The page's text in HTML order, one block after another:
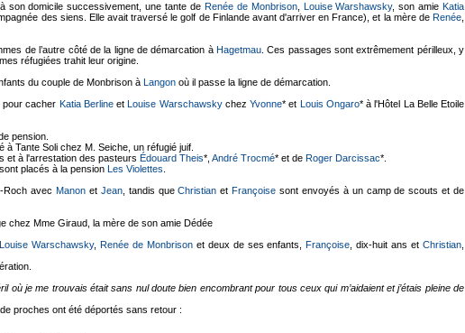
son domicile successivement, une tante de Renée de Monbrison, Louise Warshawsky, son amieKatia
des siens. Elle avait traversé le golf de Finlande avant d'arriver en France), et la mère de Renée
de l’autre côté de la ligne de démarcation à Hagetmau. Ces passages sont extrêmement périlleux, y
réfugiées trahit leur origine.
du couple de Monbrison à Langon où il passe la ligne de démarcation.
pour cacher Katia BerlineetLouise WarschawskychezYvonne* et Louis Ongaro* à l'Hôtel La Belle Etoile
pension.
à Tante Soli chez M. Seiche, un réfugié juif.
et à l'arrestation des pasteurs Édouard Theis*, André Trocmé* et de Roger Darcissac*.
, sont placés à la pension Les Violettes
Roch avecManon et Jean, tandis queChristian etFrançoise sont envoyés à un camp de scouts et de
chez Mme Giraud, la mère de son amie Dédée
Louise Warschawsky, Renée de Monbrisonet deux de ses enfants,Françoise , dix-huit ans etChristian
où je me trouvais était sans nul doute bien encombrant pour tous ceux qui m’aidaient et j’étais pleine de
proches ont été déportés sans retour :